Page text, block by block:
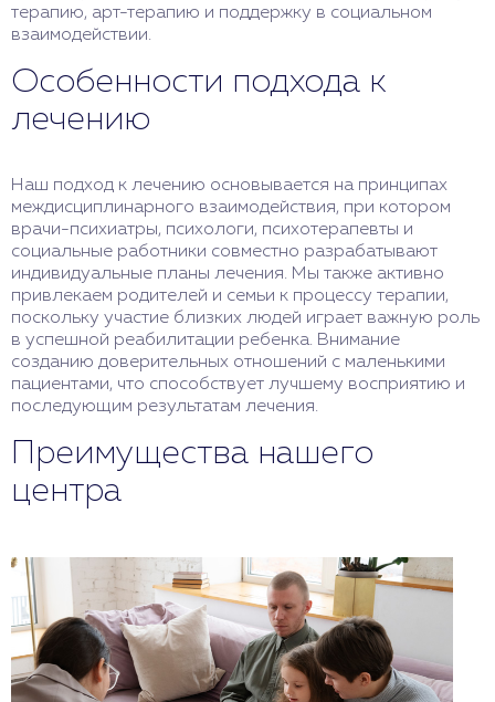
терапию, арт-терапию и поддержку в социальном
взаимодействии.
Особенности подхода к
лечению
Наш подход к лечению основывается на принципах
междисциплинарного взаимодействия, при котором
врачи-психиатры, психологи, психотерапевты и
социальные работники совместно разрабатывают
индивидуальные планы лечения. Мы также активно
привлекаем родителей и семьи к процессу терапии,
поскольку участие близких людей играет важную роль
в успешной реабилитации ребенка. Внимание
созданию доверительных отношений с маленькими
пациентами, что способствует лучшему восприятию и
последующим результатам лечения.
Преимущества нашего
центра